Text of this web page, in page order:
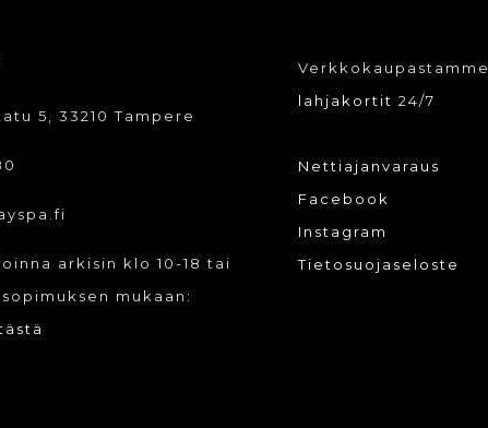
5, 33210 Tampere
arkisin klo 10-18 tai
mukaan:
lahjakortit 24/7
Nettiajanvaraus
Facebook
Instagram
Tietosuojaseloste